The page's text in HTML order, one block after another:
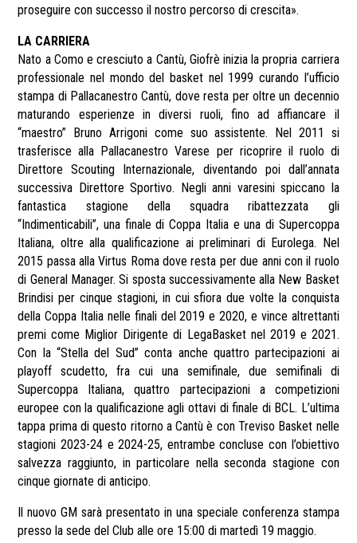
proseguire con successo il nostro percorso di crescita».
LA CARRIERA
Nato a Como e cresciuto a Cantù, Giofrè inizia la propria carriera
professionale nel mondo del basket nel 1999 curando l’ufficio
stampa di Pallacanestro Cantù, dove resta per oltre un decennio
maturando esperienze in diversi ruoli, fino ad affiancare il
“maestro” Bruno Arrigoni come suo assistente. Nel 2011 si
trasferisce alla Pallacanestro Varese per ricoprire il ruolo di
Direttore Scouting Internazionale, diventando poi dall’annata
successiva Direttore Sportivo. Negli anni varesini spiccano la
fantastica stagione della squadra ribattezzata gli
“Indimenticabili”, una finale di Coppa Italia e una di Supercoppa
Italiana, oltre alla qualificazione ai preliminari di Eurolega. Nel
2015 passa alla Virtus Roma dove resta per due anni con il ruolo
di General Manager. Si sposta successivamente alla New Basket
Brindisi per cinque stagioni, in cui sfiora due volte la conquista
della Coppa Italia nelle finali del 2019 e 2020, e vince altrettanti
premi come Miglior Dirigente di LegaBasket nel 2019 e 2021.
Con la “Stella del Sud” conta anche quattro partecipazioni ai
playoff scudetto, fra cui una semifinale, due semifinali di
Supercoppa Italiana, quattro partecipazioni a competizioni
europee con la qualificazione agli ottavi di finale di BCL. L’ultima
tappa prima di questo ritorno a Cantù è con Treviso Basket nelle
stagioni 2023-24 e 2024-25, entrambe concluse con l’obiettivo
salvezza raggiunto, in particolare nella seconda stagione con
cinque giornate di anticipo.
Il nuovo GM sarà presentato in una speciale conferenza stampa
presso la sede del Club alle ore 15:00 di martedì 19 maggio.